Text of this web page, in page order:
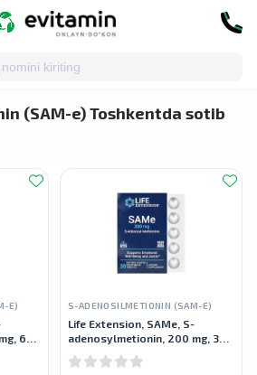
Organlar va tizimlarning
(SAM-e) Toshkentda sotib
E)
60
S-ADENOSILMETIONIN (SAM-E)
Life Extension, SAMe, S-
adenosylmetionin, 200 mg, 30
vegetarian tabletka